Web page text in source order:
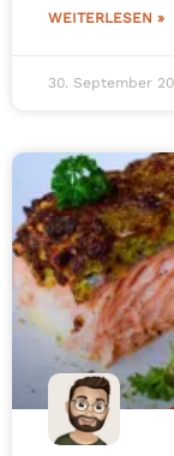
WEITERLESEN »
30. September